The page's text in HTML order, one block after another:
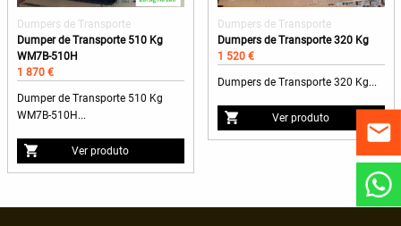
Dumpers de Transporte
Dumper de Transporte 510 Kg
WM7B-510H
1 870 €
Dumper de Transporte 510 Kg
WM7B-510H...
Ver produto
Dumpers de Transporte
Dumpers de Transporte 320 Kg
1 520 €
Dumpers de Transporte 320 Kg...
Ver produto